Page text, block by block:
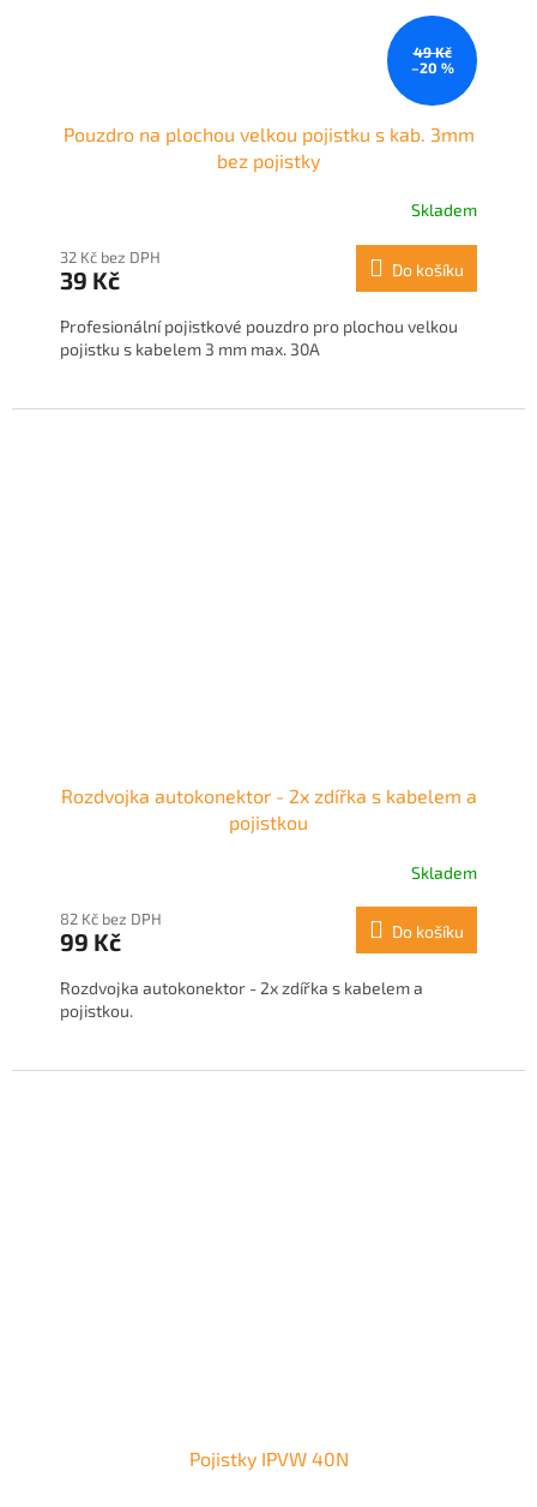
49 Kč
–20 %
Pouzdro na plochou velkou pojistku s kab. 3mm
bez pojistky
Skladem
32 Kč bez DPH
39 Kč Do košíku
Profesionální pojistkové pouzdro pro plochou velkou
pojistku s kabelem 3 mm max. 30A
Rozdvojka autokonektor - 2x zdířka s kabelem a
pojistkou
Skladem
82 Kč bez DPH
99 Kč Do košíku
Rozdvojka autokonektor - 2x zdířka s kabelem a
pojistkou.
Pojistky IPVW 40N